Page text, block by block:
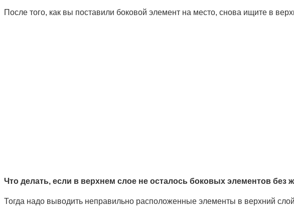
После того, как вы поставили боковой элемент на место, снова ищите в
Что делать, если в верхнем слое не осталось боковых элементов без
Тогда надо выводить неправильно расположенные элементы в верхний